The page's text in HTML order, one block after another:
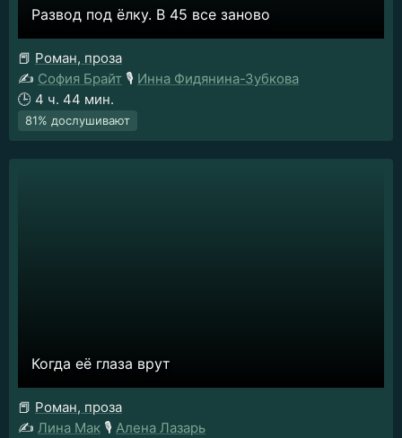
Развод под ёлку. В 45 все заново
📕 Роман, проза
✍️ София Брайт 🎙️ Инна Фидянина-Зубкова
🕒 4 ч. 44 мин.
81% дослушивают
Когда её глаза врут
📕 Роман, проза
✍️ Лина Мак 🎙️ Алена Лазарь